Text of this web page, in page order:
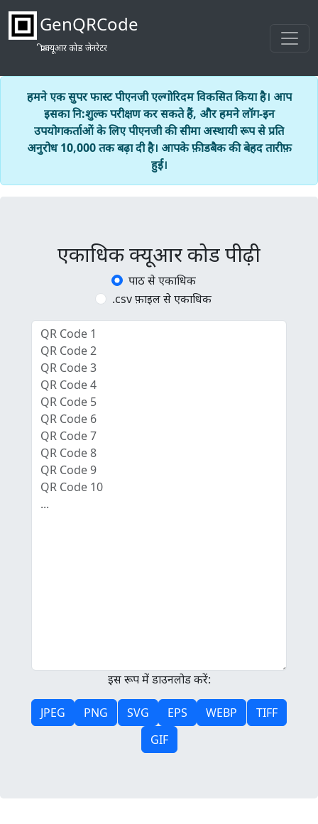
GenQRCode
फ्री क्यूआर कोड जेनरेटर
हमने एक सुपर फास्ट पीएनजी एल्गोरिदम विकसित किया है। आप
इसका नि:शुल्क परीक्षण कर सकते हैं, और हमने लॉग-इन
उपयोगकर्ताओं के लिए पीएनजी की सीमा अस्थायी रूप से प्रति
अनुरोध 10,000 तक बढ़ा दी है। आपके फ़ीडबैक की बेहद तारीफ़
हुई।
एकाधिक क्यूआर कोड पीढ़ी
पाठ से एकाधिक
.csv फ़ाइल से एकाधिक
इस रूप में डाउनलोड करें:
JPEG PNG SVG EPS WEBP
TIFF
GIF